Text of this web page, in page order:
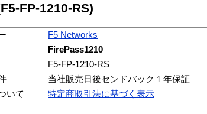
FP-1210-RS)
F5 Networks
FirePass1210
F5-FP-1210-RS
当社販売日後センドバック１年保証
いて
特定商取引法に基づく表示